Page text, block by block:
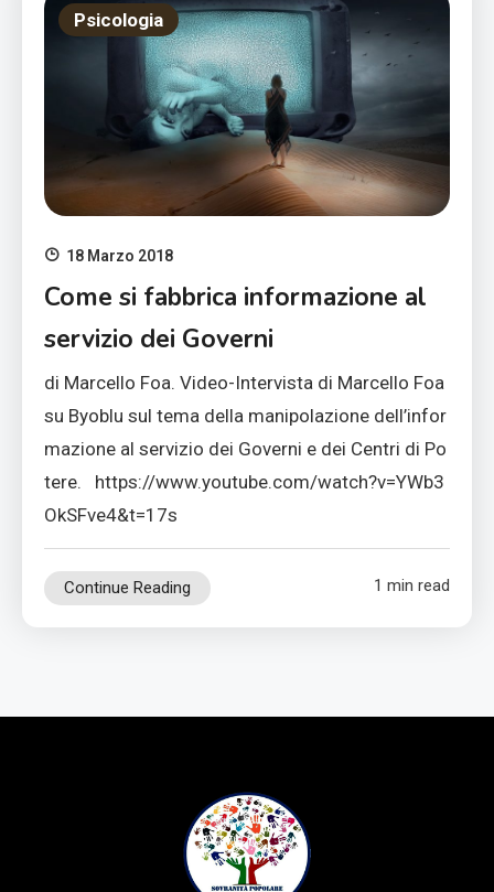
Psicologia
18 Marzo 2018
Come si fabbrica informazione al
servizio dei Governi
di Marcello Foa. Video-Intervista di Marcello Foa
su Byoblu sul tema della manipolazione dell’infor
mazione al servizio dei Governi e dei Centri di Po
tere. https://www.youtube.com/watch?v=YWb3
OkSFve4&t=17s
Continue Reading 1 min read